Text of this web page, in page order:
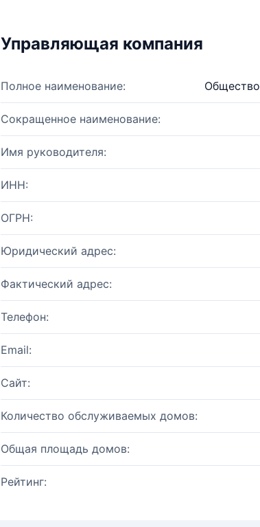
Управляющая компания
Полное наименование:
Сокращенное наименование:
Имя руководителя:
ИНН:
ОГРН:
Юридический адрес:
Фактический адрес:
Телефон:
Email:
Сайт:
Количество обслуживаемых домов:
Общая площадь домов:
Рейтинг: